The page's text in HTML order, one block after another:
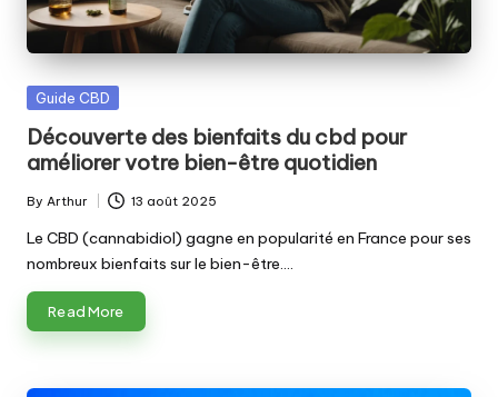
Posted
Guide CBD
Découverte des bienfaits du cbd pour
améliorer votre bien-être quotidien
Posted
by
By Arthur 13 août 2025
Le CBD (cannabidiol) gagne en popularité en France pour ses
nombreux bienfaits sur le bien-être.…
Read More